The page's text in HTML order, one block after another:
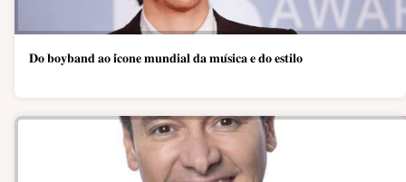
𝐃𝐨 𝐛𝐨𝐲𝐛𝐚𝐧𝐝 𝐚𝐨 𝐢́𝐜𝐨𝐧𝐞 𝐦𝐮𝐧𝐝𝐢𝐚𝐥 𝐝𝐚 𝐦𝐮́𝐬𝐢𝐜𝐚 𝐞 𝐝𝐨 𝐞𝐬𝐭𝐢𝐥𝐨